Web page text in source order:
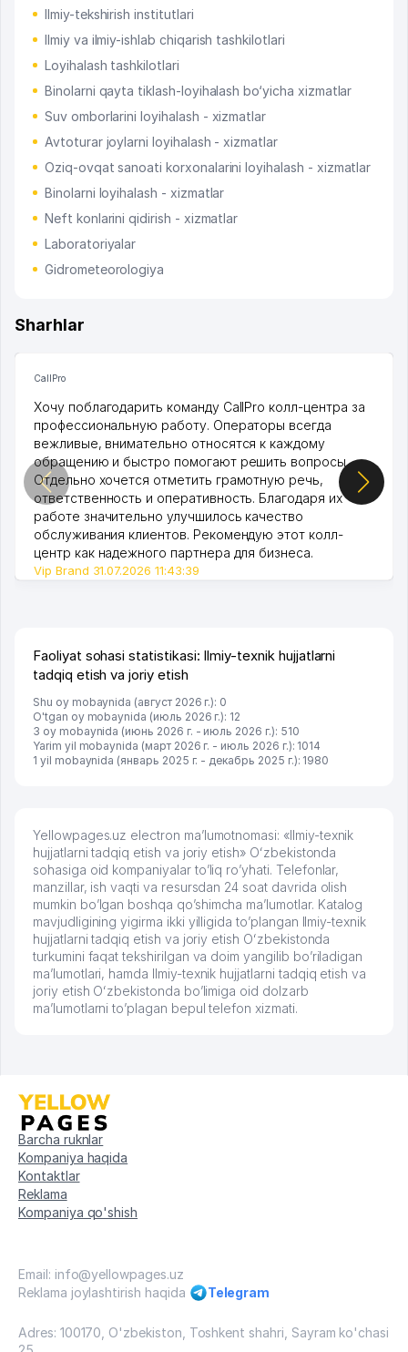
Ilmiy-tekshirish institutlari
Ilmiy va ilmiy-ishlab chiqarish tashkilotlari
Loyihalash tashkilotlari
Binolarni qayta tiklash-loyihalash bo‘yicha xizmatlar
Suv omborlarini loyihalash - xizmatlar
Avtoturar joylarni loyihalash - xizmatlar
Oziq-ovqat sanoati korxonalarini loyihalash - xizmatlar
Binolarni loyihalash - xizmatlar
Neft konlarini qidirish - xizmatlar
Laboratoriyalar
Gidrometeorologiya
Sharhlar
CallPro
Хочу поблагодарить команду CallPro колл-центра за
профессиональную работу. Операторы всегда
вежливые, внимательно относятся к каждому
обращению и быстро помогают решить вопросы.
Отдельно хочется отметить грамотную речь,
ответственность и оперативность. Благодаря их
работе значительно улучшилось качество
обслуживания клиентов. Рекомендую этот колл-
центр как надежного партнера для бизнеса.
Vip Brand 31.07.2026 11:43:39
Faoliyat sohasi statistikasi: Ilmiy-texnik hujjatlarni
tadqiq etish va joriy etish
Shu oy mobaynida (август 2026 г.): 0
O'tgan oy mobaynida (июль 2026 г.): 12
3 oy mobaynida (июнь 2026 г. - июль 2026 г.): 510
Yarim yil mobaynida (март 2026 г. - июль 2026 г.): 1014
1 yil mobaynida (январь 2025 г. - декабрь 2025 г.): 1980
Yellowpages.uz electron ma’lumotnomasi: «Ilmiy-texnik
hujjatlarni tadqiq etish va joriy etish» Oʻzbekistonda
sohasiga oid kompaniyalar to’liq ro’yhati. Telefonlar,
manzillar, ish vaqti va resursdan 24 soat davrida olish
mumkin bo’lgan boshqa qo’shimcha ma’lumotlar. Katalog
mavjudligining yigirma ikki yilligida to’plangan Ilmiy-texnik
hujjatlarni tadqiq etish va joriy etish Oʻzbekistonda
turkumini faqat tekshirilgan va doim yangilib bo’riladigan
ma’lumotlari, hamda Ilmiy-texnik hujjatlarni tadqiq etish va
joriy etish Oʻzbekistonda bo’limiga oid dolzarb
ma’lumotlarni to’plagan bepul telefon xizmati.
Barcha ruknlar
Kompaniya haqida
Kontaktlar
Reklama
Kompaniya qo'shish
Email: info@yellowpages.uz
Reklama joylashtirish haqida
Telegram
Adres: 100170, O'zbekiston, Toshkent shahri, Sayram ko'chasi